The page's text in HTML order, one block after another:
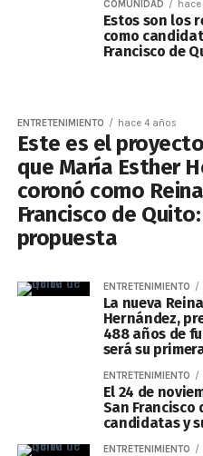
COMUNIDAD
Estos son los
como
Francisco de
ENTRETENIMIENTO hace 4 años
Este es el
que María Esther
coronó como
Francisco de
propuesta
ENTRETENIMIENTO
La nueva
Hernández,
488 años de
será su
ENTRETENIMIENTO
El 24 de
San Francisco
candidatas y
ENTRETENIMIENTO